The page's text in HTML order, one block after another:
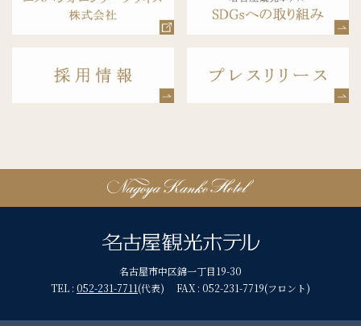
名古屋市中区錦一丁目19-30
TEL : 052-231-7711(代表) FAX : 052-231-7719(フロント)